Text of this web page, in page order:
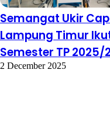
Semangat Ukir
Lampung Timur
Semester TP 2025/
2 December 2025